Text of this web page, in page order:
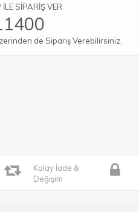
SİPARİŞ VER
de Sipariş Verebilirsiniz.
Kolay İade &
Değişim